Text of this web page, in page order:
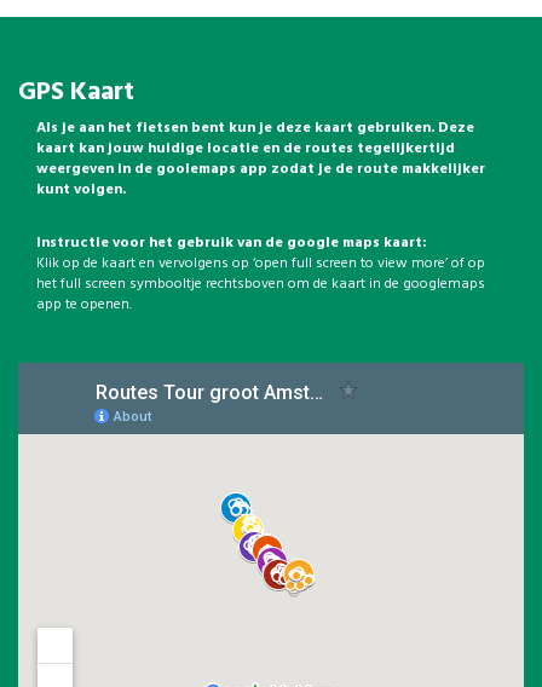
GPS Kaart
Als je aan het fietsen bent kun je deze kaart gebruiken. Deze
kaart kan jouw huidige locatie en de routes tegelijkertijd
weergeven in de goolemaps app zodat je de route makkelijker
kunt volgen.
Instructie voor het gebruik van de google maps kaart:
Klik op de kaart en vervolgens op ‘open full screen to view more’ of op
het full screen symbooltje rechtsboven om de kaart in de googlemaps
app te openen.